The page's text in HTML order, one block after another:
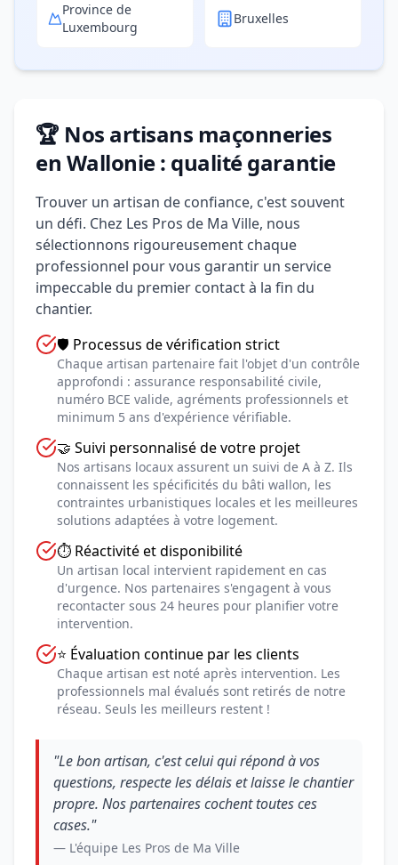
Province de
Luxembourg
Bruxelles
🏆 Nos artisans maçonneries
en Wallonie : qualité garantie
Trouver un artisan de confiance, c'est souvent
un défi. Chez Les Pros de Ma Ville, nous
sélectionnons rigoureusement chaque
professionnel pour vous garantir un service
impeccable du premier contact à la fin du
chantier.
🛡️ Processus de vérification strict
Chaque artisan partenaire fait l'objet d'un contrôle
approfondi : assurance responsabilité civile,
numéro BCE valide, agréments professionnels et
minimum 5 ans d'expérience vérifiable.
🤝 Suivi personnalisé de votre projet
Nos artisans locaux assurent un suivi de A à Z. Ils
connaissent les spécificités du bâti wallon, les
contraintes urbanistiques locales et les meilleures
solutions adaptées à votre logement.
⏱️ Réactivité et disponibilité
Un artisan local intervient rapidement en cas
d'urgence. Nos partenaires s'engagent à vous
recontacter sous 24 heures pour planifier votre
intervention.
⭐ Évaluation continue par les clients
Chaque artisan est noté après intervention. Les
professionnels mal évalués sont retirés de notre
réseau. Seuls les meilleurs restent !
"Le bon artisan, c'est celui qui répond à vos
questions, respecte les délais et laisse le chantier
propre. Nos partenaires cochent toutes ces
cases."
— L'équipe Les Pros de Ma Ville